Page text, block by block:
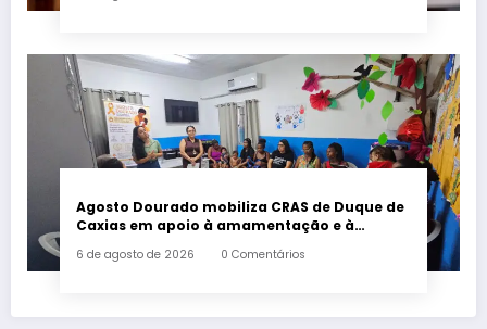
Agosto Dourado mobiliza CRAS de Duque de
Caxias em apoio à amamentação e à
6 de agosto de 2026 0 Comentários